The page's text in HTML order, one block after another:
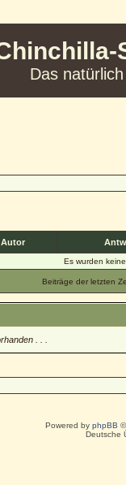
Das
Autor
Es wurden
Beiträge der letzten
. . .
Powered by phpBB
Deutsche